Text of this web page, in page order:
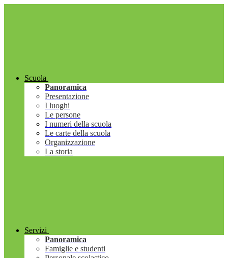
Scuola
Panoramica
Presentazione
I luoghi
Le persone
I numeri della scuola
Le carte della scuola
Organizzazione
La storia
Servizi
Panoramica
Famiglie e studenti